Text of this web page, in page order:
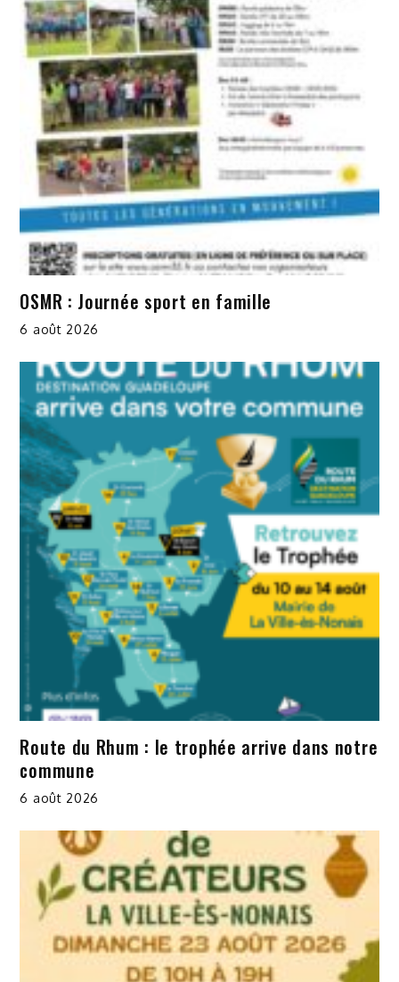
OSMR : Journée sport en famille
6 août 2026
Route du Rhum : le trophée arrive dans notre
commune
6 août 2026